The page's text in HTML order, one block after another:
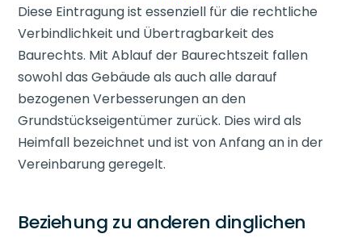
Diese Eintragung ist essenziell für die rechtliche
Verbindlichkeit und Übertragbarkeit des
Baurechts. Mit Ablauf der Baurechtszeit fallen
sowohl das Gebäude als auch alle darauf
bezogenen Verbesserungen an den
Grundstückseigentümer zurück. Dies wird als
Heimfall bezeichnet und ist von Anfang an in der
Vereinbarung geregelt.
Beziehung zu anderen dinglichen